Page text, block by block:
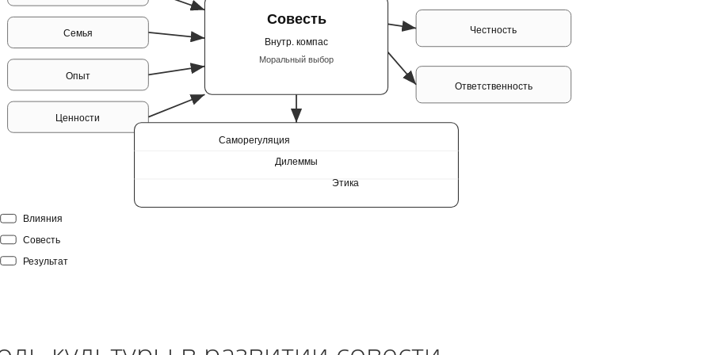
Семья
Опыт
Ценности
Совесть
Внутр. компас
Моральный выбор
Честность
Ответственность
Саморегуляция
Дилеммы
Этика
Влияния
Совесть
Результат